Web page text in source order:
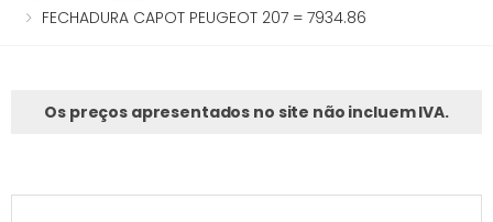
FECHADURA CAPOT PEUGEOT 207 = 7934.86
Os preços apresentados no site não incluem IVA.